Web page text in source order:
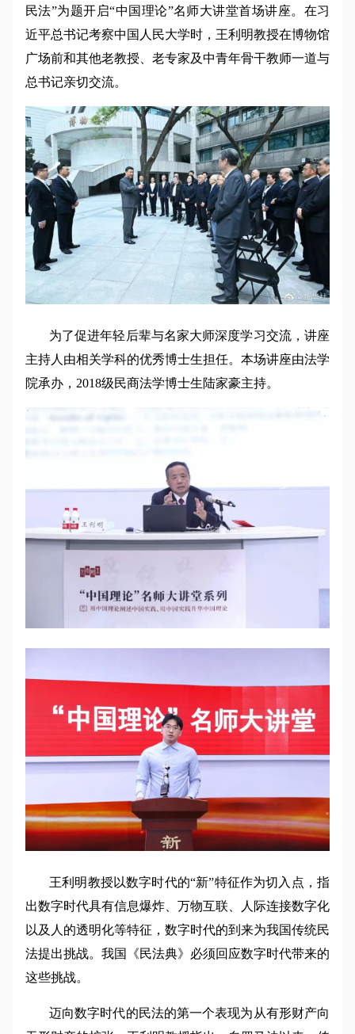
民法”为题开启“中国理论”名师大讲堂首场讲座。在习
近平总书记考察中国人民大学时，王利明教授在博物馆
广场前和其他老教授、老专家及中青年骨干教师一道与
总书记亲切交流。
为了促进年轻后辈与名家大师深度学习交流，讲座
主持人由相关学科的优秀博士生担任。本场讲座由法学
院承办，2018级民商法学博士生陆家豪主持。
王利明教授以数字时代的“新”特征作为切入点，指
出数字时代具有信息爆炸、万物互联、人际连接数字化
以及人的透明化等特征，数字时代的到来为我国传统民
法提出挑战。我国《民法典》必须回应数字时代带来的
这些挑战。
迈向数字时代的民法的第一个表现为从有形财产向